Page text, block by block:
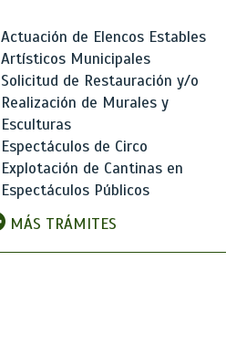
Actuación de Elencos Estables
Artísticos Municipales
Solicitud de Restauración y/o
Realización de Murales y
Esculturas
Espectáculos de Circo
Explotación de Cantinas en
Espectáculos Públicos
MÁS TRÁMITES